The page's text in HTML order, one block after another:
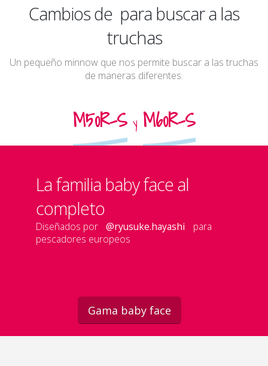
Cambios de dirección
para buscar a las
truchas
Un pequeño minnow que nos permite buscar a las truchas
de maneras diferentes.
M50R-Sy M60R-S
La familia baby face al
completo
Diseñados por @ryusuke.hayashi
para
pescadores europeos
Gama baby face